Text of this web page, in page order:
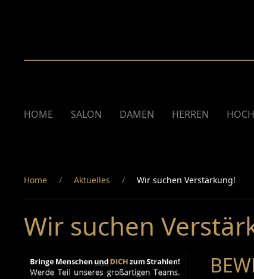
HOME SALON DAMEN HERREN
Home Aktuelles Wir suchen Verstärkung!
Wir suchen